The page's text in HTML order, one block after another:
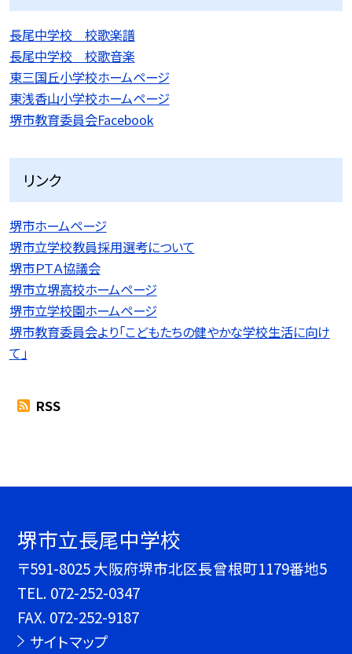
長尾中学校 校歌楽譜
長尾中学校 校歌音楽
東三国丘小学校ホームページ
東浅香山小学校ホームページ
堺市教育委員会Facebook
リンク
堺市ホームページ
堺市立学校教員採用選考について
堺市ＰＴＡ協議会
堺市立堺高校ホームページ
堺市立学校園ホームページ
堺市教育委員会より「こどもたちの健やかな学校生活に向け
て」
RSS
堺市立長尾中学校
〒591-8025 大阪府堺市北区長曾根町1179番地5
TEL. 072-252-0347
FAX. 072-252-9187
サイトマップ